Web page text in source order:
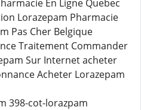
En Ligne Quebec
Lorazepam Pharmacie
Pas Cher Belgique
Traitement Commander
Sur Internet acheter
Acheter Lorazepam
398-cot-lorazpam